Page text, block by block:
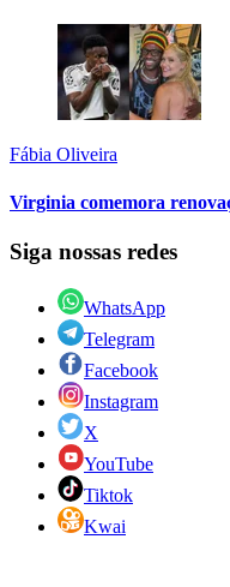
Fábia Oliveira
Virginia comemora
Siga nossas redes
WhatsApp
Telegram
Facebook
Instagram
X
YouTube
Tiktok
Kwai